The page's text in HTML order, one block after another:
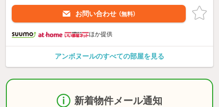
お問い合わせ （無料）
ほか提供
アンボヌールのすべての部屋を見る
新着物件メール通知